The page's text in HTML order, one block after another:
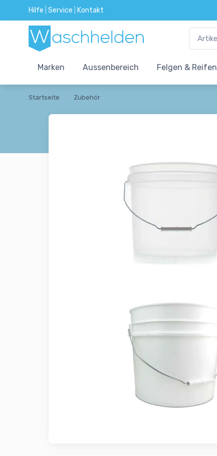
Hilfe Service Kontakt
Marken Aussenbereich Felgen & Reifen
Startseite Zubehör